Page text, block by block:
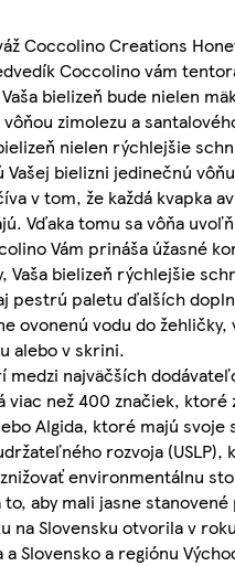
Coccolino Creations
Coccolino vám
bielizeň bude nielen
zimolezu a
nielen rýchlejšie
Vašej bielizni jedinečnú
v tom, že každá kvapka
Vďaka tomu sa vôňa
Vám prináša úžasné
bielizeň rýchlejšie
pestrú paletu ďalších
ovonenú vodu do
alebo v skrini.
medzi najväčších
než 400 značiek, ktoré
Algida, ktoré majú
rozvoja
environmentálnu
aby mali jasne
na Slovensku otvorila v
Slovensko a regiónu